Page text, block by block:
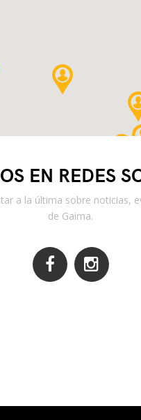
EN REDES
a la última sobre noticias,
de Gaima.